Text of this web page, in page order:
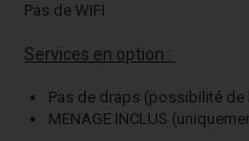
Pas de WIFI
Services en option :
Pas de draps (possibilité de
MENAGE INCLUS